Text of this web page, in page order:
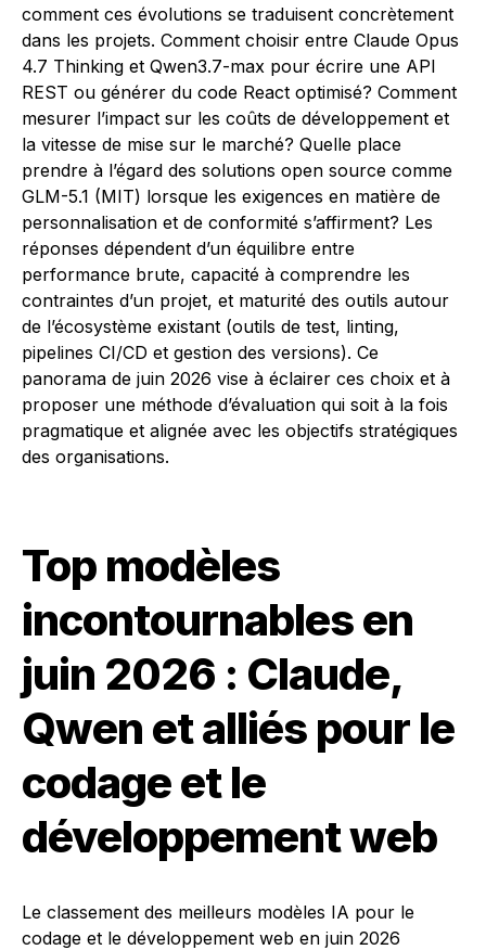
comment ces évolutions se traduisent concrètement
dans les projets. Comment choisir entre Claude Opus
4.7 Thinking et Qwen3.7-max pour écrire une API
REST ou générer du code React optimisé? Comment
mesurer l’impact sur les coûts de développement et
la vitesse de mise sur le marché? Quelle place
prendre à l’égard des solutions open source comme
GLM-5.1 (MIT) lorsque les exigences en matière de
personnalisation et de conformité s’affirment? Les
réponses dépendent d’un équilibre entre
performance brute, capacité à comprendre les
contraintes d’un projet, et maturité des outils autour
de l’écosystème existant (outils de test, linting,
pipelines CI/CD et gestion des versions). Ce
panorama de juin 2026 vise à éclairer ces choix et à
proposer une méthode d’évaluation qui soit à la fois
pragmatique et alignée avec les objectifs stratégiques
des organisations.
Top modèles
incontournables en
juin 2026 : Claude,
Qwen et alliés pour le
codage et le
développement web
Le classement des meilleurs modèles IA pour le
codage et le développement web en juin 2026